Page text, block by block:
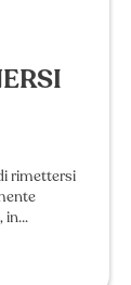
rimettersi
in